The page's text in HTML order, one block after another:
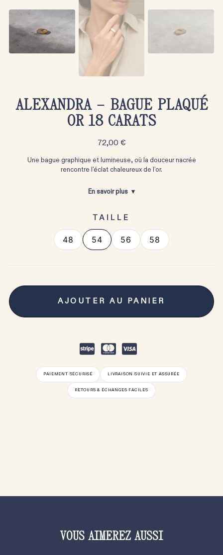
ALEXANDRA – BAGUE PLAQUÉ
OR 18 CARATS
72,00 €
Une bague graphique et lumineuse, où la douceur nacrée
rencontre l’éclat chaleureux de l’or.
En savoir plus
TAILLE
48 54 56 58
AJOUTER AU PANIER
PAIEMENT SÉCURISÉ LIVRAISON SUIVIE ET ASSURÉE
RETOURS & ÉCHANGES FACILES
VOUS AIMEREZ AUSSI